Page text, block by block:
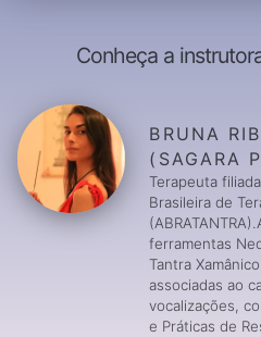
Conheça a
BRUNA
(SAGARA
Terapeuta
Brasileira de
ferramentas
Tantra
associadas ao
vocalizações,
e Práticas de